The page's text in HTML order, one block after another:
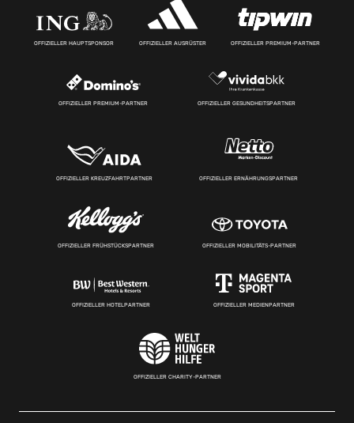
OFFIZIELLER HAUPTSPONSOR OFFIZIELLER AUSRÜSTER OFFIZIELLER PREMIUM-PARTNER
OFFIZIELLER PREMIUM-PARTNER OFFIZIELLER GESUNDHEITSPARTNER
OFFIZIELLER KREUZFAHRTPARTNER OFFIZIELLER ERNÄHRUNGSPARTNER
OFFIZIELLER FRÜHSTÜCKSPARTNER OFFIZIELLER MOBILITÄTS-PARTNER
OFFIZIELLER HOTELPARTNER OFFIZIELLER MEDIENPARTNER
OFFIZIELLER CHARITY-PARTNER